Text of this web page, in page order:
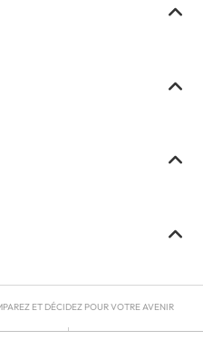
ET DÉCIDEZ POUR VOTRE AVENIR